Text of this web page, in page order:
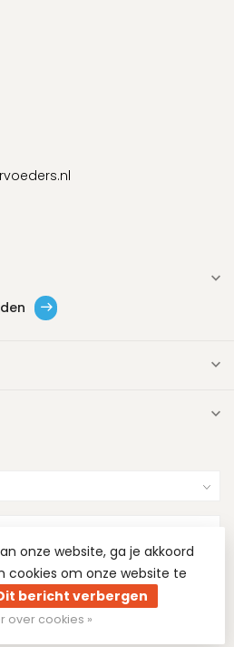
onze website, ga je akkoord
cookies om onze website te
bericht verbergen
over cookies »